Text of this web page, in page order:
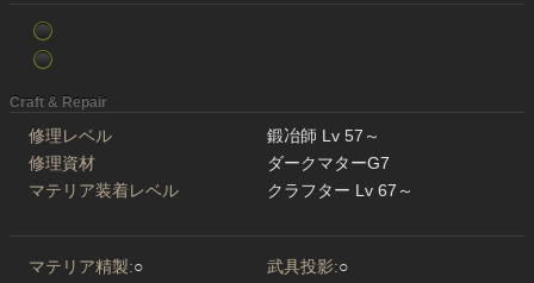
Craft & Repair
修理レベル
鍛冶師 Lv 57～
修理資材
ダークマターG7
マテリア装着レベル
クラフター Lv 67～
マテリア精製:○ 武具投影:○